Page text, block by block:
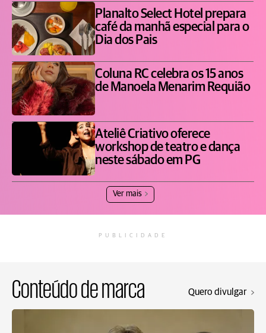
Planalto Select Hotel prepara
café da manhã especial para o
Dia dos Pais
Coluna RC celebra os 15 anos
de Manoela Menarim Requião
Ateliê Criativo oferece
workshop de teatro e dança
neste sábado em PG
Ver mais
PUBLICIDADE
Conteúdo de marca Quero divulgar